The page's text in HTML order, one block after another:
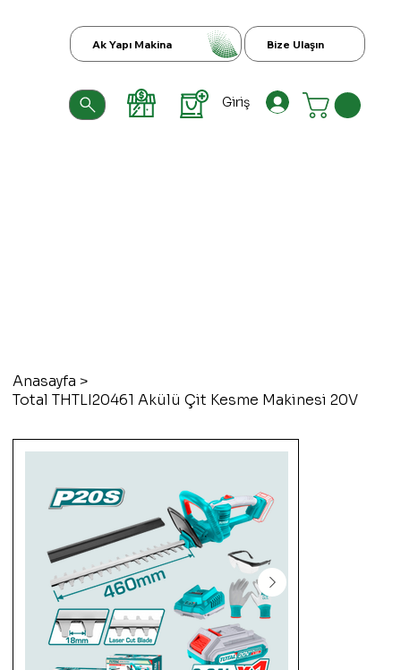
Giriş
Ak Yapı Makina Bize Ulaşın
Anasayfa >
Total THTLI20461 Akülü Çit Kesme Makinesi 20V